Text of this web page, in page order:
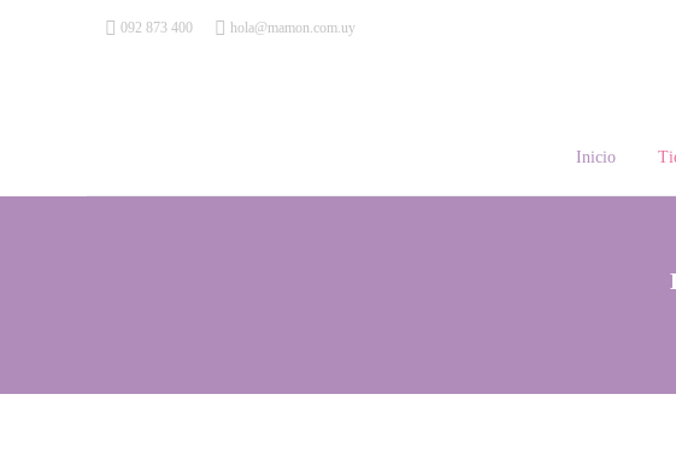
092 873 400 hola@mamon.com.uy
Inicio